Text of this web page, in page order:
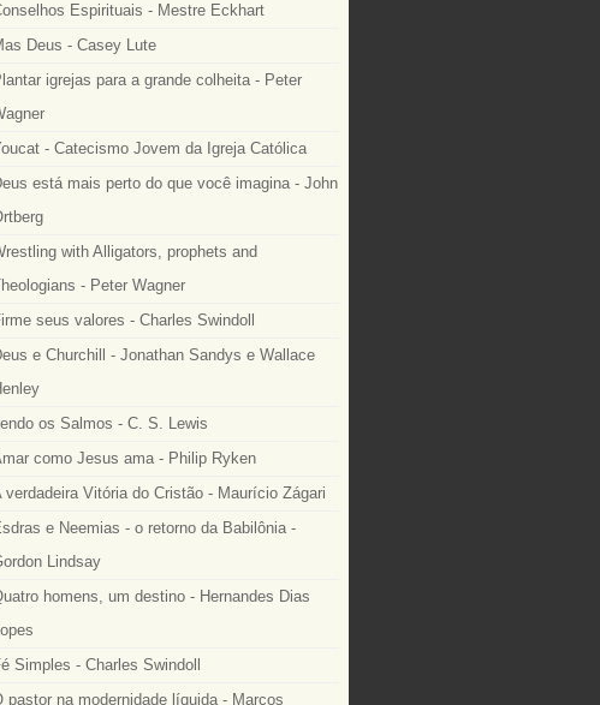
Espirituais - Mestre Eckhart
Deus - Casey Lute
igrejas para a grande colheita - Peter
- Catecismo Jovem da Igreja Católica
está mais perto do que você imagina - John
with Alligators, prophets and
- Peter Wagner
seus valores - Charles Swindoll
e Churchill - Jonathan Sandys e Wallace
os Salmos - C. S. Lewis
como Jesus ama - Philip Ryken
verdadeira Vitória do Cristão - Maurício Zágari
e Neemias - o retorno da Babilônia -
Lindsay
homens, um destino - Hernandes Dias
Simples - Charles Swindoll
pastor na modernidade líquida - Marcos